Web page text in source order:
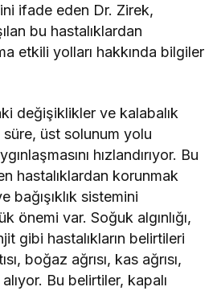
ifade eden Dr. Zirek,
bu hastalıklardan
etkili yolları hakkında bilgiler
değişiklikler ve kalabalık
üst solunum yolu
hızlandırıyor. Bu
hastalıklardan korunmak
bağışıklık sistemini
önemi var. Soğuk algınlığı,
gibi hastalıkların belirtileri
boğaz ağrısı, kas ağrısı,
Bu belirtiler, kapalı